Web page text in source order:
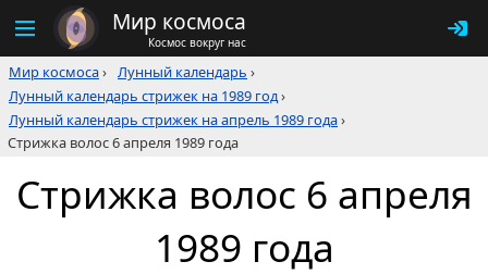
Мир космоса
Космос вокруг нас
Мир космоса› Лунный календарь ›
Лунный календарь стрижек на 1989 год›
Лунный календарь стрижек на апрель 1989 года›
Стрижка волос 6 апреля 1989 года
Стрижка волос 6 апреля
1989 года